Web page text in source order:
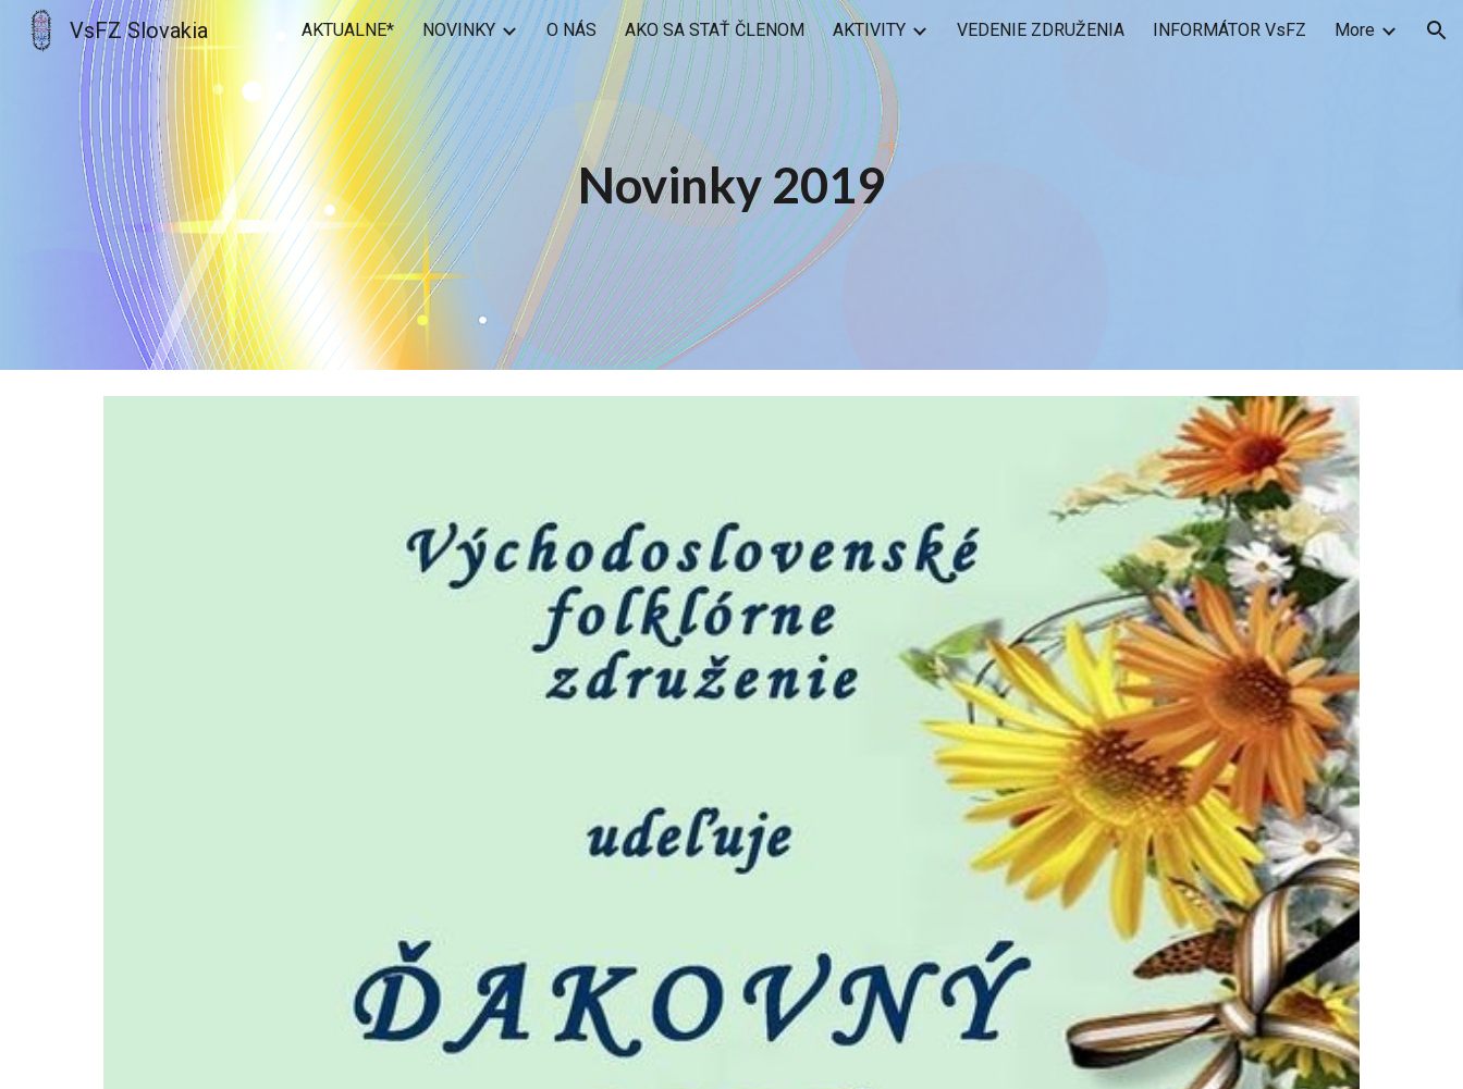
Skip to main content Skip to navigation
VsFZ Slovakia AKTUALNE* NOVINKY O NÁS AKO SA STAŤ ČLENOM AKTIVITY VEDENIE ZDRUŽENIA INFORMÁTOR VsFZ More
Novinky 2019